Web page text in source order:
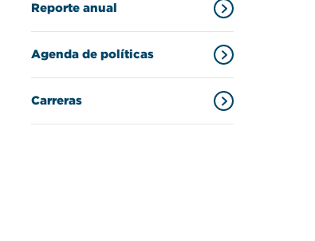
Reporte anual
Agenda de políticas
Carreras